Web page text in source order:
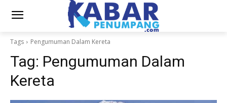
Tags Pengumuman Dalam Kereta
Tag: Pengumuman Dalam
Kereta